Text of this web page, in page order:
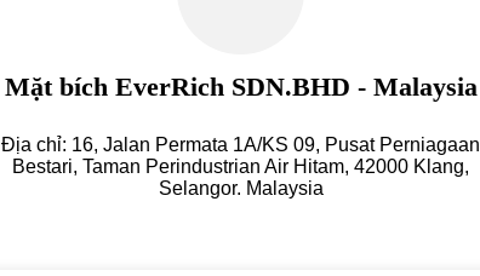
Mặt bích EverRich SDN.BHD - Malaysia
Địa chỉ: 16, Jalan Permata 1A/KS 09, Pusat Perniagaan
Bestari, Taman Perindustrian Air Hitam, 42000 Klang,
Selangor. Malaysia